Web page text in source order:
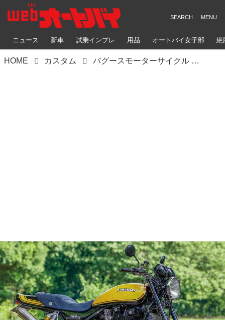
ニュース 新車 試乗インプレ 用品 オートバイ女子部 絶
HOME カスタム バグースモーターサイクル ZEPHYR1100（カワサキ ゼファー1100）新作ピストンも組んだ扱いやすい最新例【Heritage&Legends】